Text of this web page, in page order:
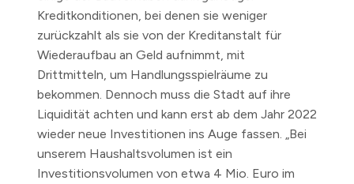
Kreditkonditionen, bei denen sie weniger
zurückzahlt als sie von der Kreditanstalt für
Wiederaufbau an Geld aufnimmt, mit
Drittmitteln, um Handlungsspielräume zu
bekommen. Dennoch muss die Stadt auf ihre
Liquidität achten und kann erst ab dem Jahr 2022
wieder neue Investitionen ins Auge fassen. „Bei
unserem Haushaltsvolumen ist ein
Investitionsvolumen von etwa 4 Mio. Euro im